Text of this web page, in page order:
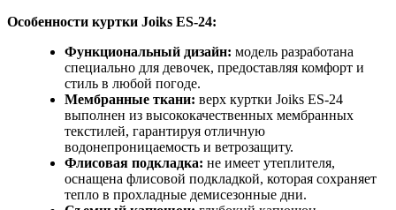
Особенности куртки Joiks ES-24:
Функциональный дизайн: модель разработана
специально для девочек, предоставляя комфорт и
стиль в любой погоде.
Мембранные ткани: верх куртки Joiks ES-24
выполнен из высококачественных мембранных
текстилей, гарантируя отличную
водонепроницаемость и ветрозащиту.
Флисовая подкладка: не имеет утеплителя,
оснащена флисовой подкладкой, которая сохраняет
тепло в прохладные демисезонные дни.